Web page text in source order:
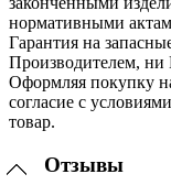
нормативными
Гарантия на
Производителем, ни
Оформляя покупку
согласие с
товар.
Отзывы